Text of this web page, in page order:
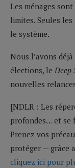
Les ménages
limites. Seules
le système.
Nous l’avons
élections, le Deep
nouvelles
[NDLR : Les
profondes… et se
Prenez vos
protéger — grâce
cliquez ici pour